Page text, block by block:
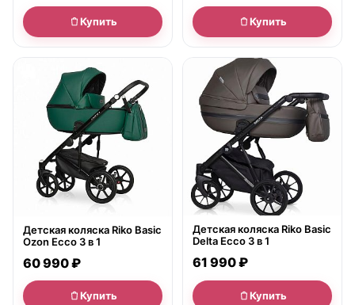
Купить Купить
● в наличии
Детская коляска Riko Basic
Ozon Ecco 3 в 1
60 990 ₽
Купить
● в наличии
Детская коляска Riko Basic
Delta Ecco 3 в 1
61 990 ₽
Купить